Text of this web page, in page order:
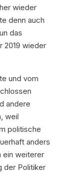
wieder
denn auch
das
2019 wieder
und vom
andere
weil
politische
anders
ein weiterer
der Politiker